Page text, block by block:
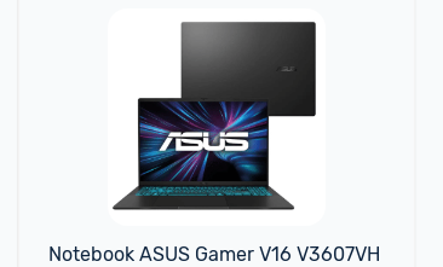
Notebook ASUS Gamer V16 V3607VH